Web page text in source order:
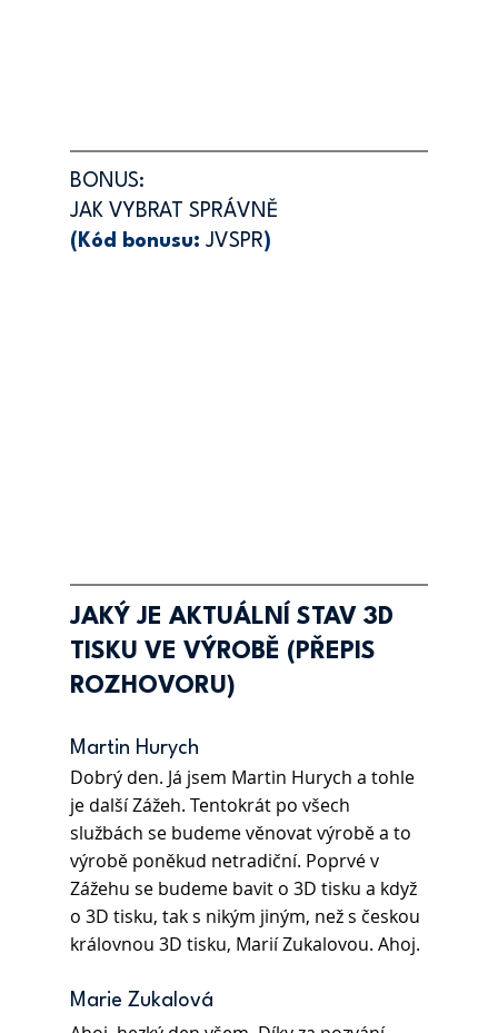
BONUS:
JAK VYBRAT SPRÁVNĚ
(Kód bonusu: JVSPR)
JAKÝ JE AKTUÁLNÍ STAV 3D
TISKU VE VÝROBĚ (PŘEPIS
ROZHOVORU)
Martin Hurych
Dobrý den. Já jsem Martin Hurych a tohle
je další Zážeh. Tentokrát po všech
službách se budeme věnovat výrobě a to
výrobě poněkud netradiční. Poprvé v
Zážehu se budeme bavit o 3D tisku a když
o 3D tisku, tak s nikým jiným, než s českou
královnou 3D tisku, Marií Zukalovou. Ahoj.
Marie Zukalová